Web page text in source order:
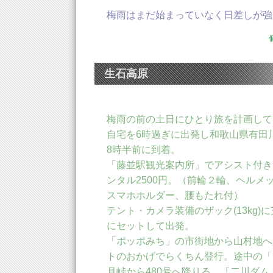
梅雨はまだ始まっていなく日差しが
生石高原
梅雨の前の土日にひとり旅を計画し
自宅を6時過ぎに出発し和歌山県有田
8時半前に到着。
「藤並駅観光案内所」でアシスト付
ンタル2500円。（前輪２輪、ヘルメ
スマホホルダー、腰もたれ付）
テント・カメラ装備のザック(13kg)
にセットして出発。
「ポッポみち」の市街地から山村地
トのおかげでらくちん登行。途中の